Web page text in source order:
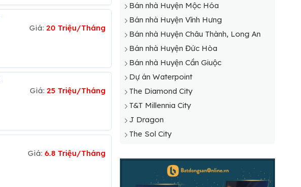
Giá: 20 Triệu/Tháng
Giá: 25 Triệu/Tháng
Giá: 6.8 Triệu/Tháng
Bán nhà Huyện Mộc Hóa
Bán nhà Huyện Vĩnh Hưng
Bán nhà Huyện Châu Thành, Long An
Bán nhà Huyện Đức Hòa
Bán nhà Huyện Cần Giuộc
Dự án Waterpoint
The Diamond City
T&T Millennia City
J Dragon
The Sol City